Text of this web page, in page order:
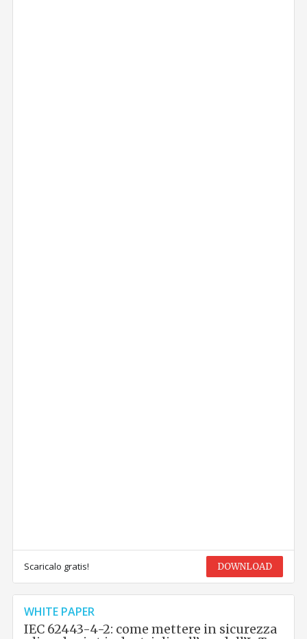
Scaricalo gratis! DOWNLOAD
WHITE PAPER
IEC 62443-4-2: come mettere in sicurezza